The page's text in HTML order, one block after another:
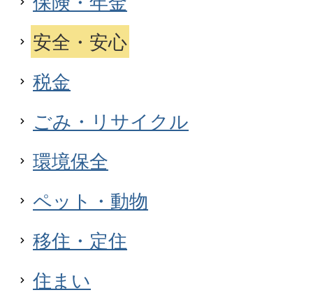
安全・安心
税金
ごみ・リサイクル
環境保全
ペット・動物
移住・定住
住まい